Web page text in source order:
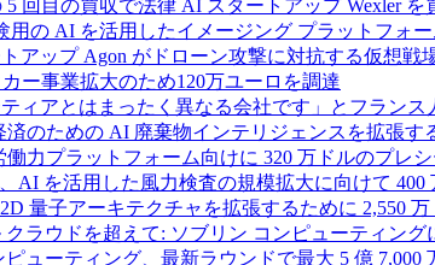
5 回目の買収で法律 AI スタートアップ Wexler を
用の AI を活用したイメージング プラットフォ
アップ Agon がドローン攻撃に対抗する仮想戦
ー事業拡大のため120万ユーロを調達
ティアとはまったく異なる会社です」とフラン
済のための AI 廃棄物インテリジェンスを拡張す
力プラットフォーム向けに 320 万ドルのプレ
、AI を活用した風力検査の規模拡大に向けて
量子アーキテクチャを拡張するために 2,550
ラウドを超えて: ソブリン コンピューティン
ューティング、最新ラウンドで最大 5 億 7,000